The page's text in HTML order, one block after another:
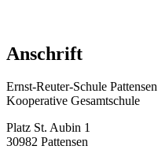
Anschrift
Ernst-Reuter-Schule Pattensen
Kooperative Gesamtschule
Platz St. Aubin 1
30982 Pattensen